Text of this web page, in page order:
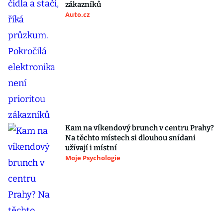
zákazníků
Auto.cz
Kam na víkendový brunch v centru Prahy?
Na těchto místech si dlouhou snídani
užívají i místní
Moje Psychologie